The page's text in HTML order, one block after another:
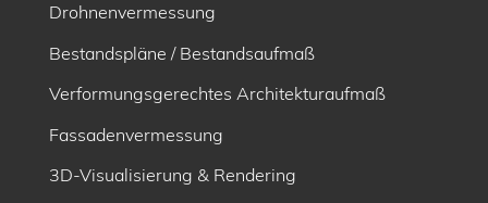
Drohnenvermessung
Bestandspläne / Bestandsaufmaß
Verformungsgerechtes Architekturaufmaß
Fassadenvermessung
3D-Visualisierung & Rendering